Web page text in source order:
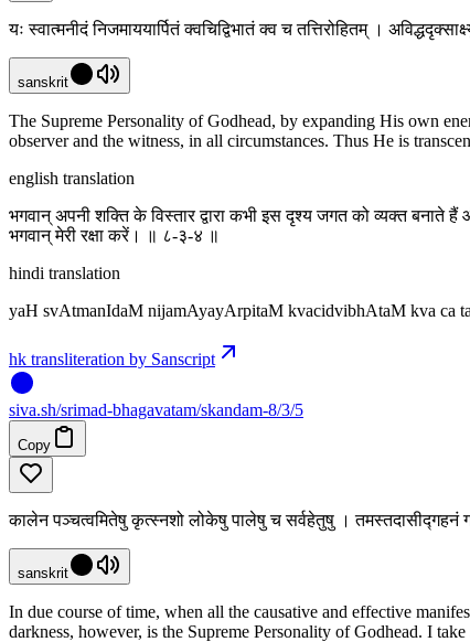
यः स्वात्मनीदं निजमाययार्पितं क्वचिद्विभातं क्व च तत्तिरोहितम् ।
sanskrit
The Supreme Personality of Godhead, by expanding His own
observer and the witness, in all circumstances. Thus He is
english translation
भगवान् अपनी शक्ति के विस्तार द्वारा कभी इस दृश्य जगत को व्यक्त
भगवान् मेरी रक्षा करें। ॥ ८-३-४ ॥
hindi translation
yaH svAtmanIdaM nijamAyayArpitaM kvacidvibhAtaM kva ca
hk transliteration by Sanscript
siva.sh/srimad-bhagavatam/skandam-8/3/5
Copy
कालेन पञ्चत्वमितेषु कृत्स्नशो लोकेषु पालेषु च सर्वहेतुषु । तमस्तदासीद्गहनं
sanskrit
In due course of time, when all the causative and effective
darkness, however, is the Supreme Personality of Godhead. I